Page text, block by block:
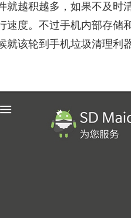
就越积越多，如果不及时
速度。不过手机内部存储
就该轮到手机垃圾清理利